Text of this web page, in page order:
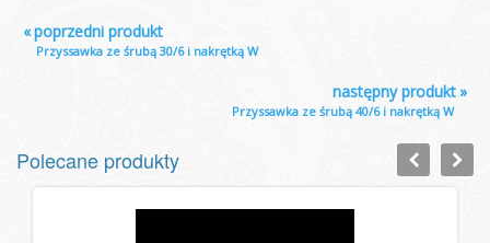
«poprzedni produkt
Przyssawka ze śrubą 30/6 i nakrętką W
»
następny produkt
Przyssawka ze śrubą 40/6 i nakrętką W
Polecane produkty